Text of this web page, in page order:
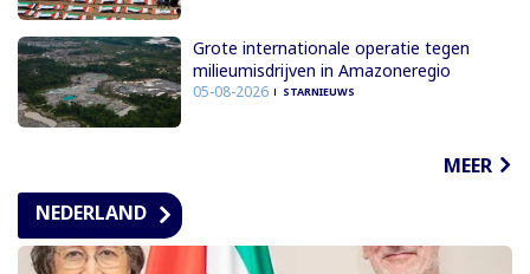
Grote internationale operatie tegen
milieumisdrijven in Amazoneregio
05-08-2026 STARNIEUWS
MEER
NEDERLAND